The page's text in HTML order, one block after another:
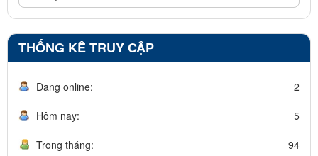
THỐNG KÊ TRUY CẬP
Đang online: 2
Hôm nay: 5
Trong tháng: 94